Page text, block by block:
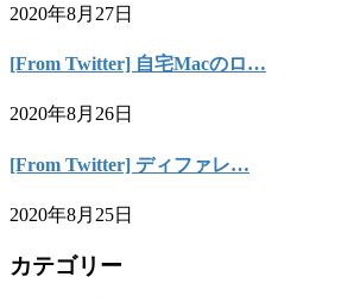
2020年8月27日
[From Twitter] 自宅Macのロ…
2020年8月26日
[From Twitter] ディファレ…
2020年8月25日
カテゴリー